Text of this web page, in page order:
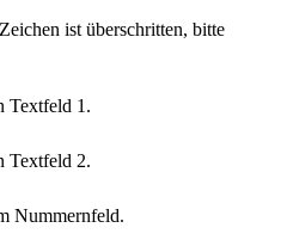
ist überschritten, bitte
Textfeld 1.
Textfeld 2.
Nummernfeld.